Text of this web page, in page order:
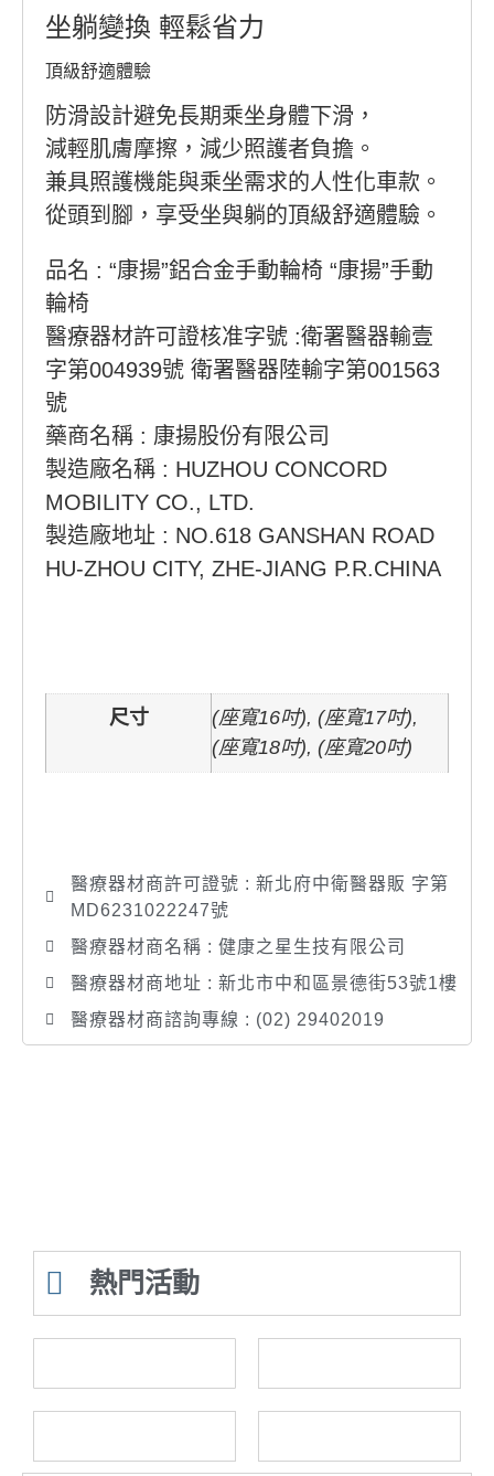
坐躺變換 輕鬆省力
頂級舒適體驗
防滑設計避免長期乘坐身體下滑，
減輕肌膚摩擦，減少照護者負擔。
兼具照護機能與乘坐需求的人性化車款。
從頭到腳，享受坐與躺的頂級舒適體驗。
品名 : “康揚”鋁合金手動輪椅 “康揚”手動
輪椅
醫療器材許可證核准字號 :衛署醫器輸壹
字第004939號 衛署醫器陸輸字第001563
號
藥商名稱 : 康揚股份有限公司
製造廠名稱 : HUZHOU CONCORD
MOBILITY CO., LTD.
製造廠地址 : NO.618 GANSHAN ROAD
HU-ZHOU CITY, ZHE-JIANG P.R.CHINA
尺寸
(座寬16吋), (座寬17吋),
(座寬18吋), (座寬20吋)
醫療器材商許可證號 : 新北府中衛醫器販 字第
MD6231022247號
醫療器材商名稱 : 健康之星生技有限公司
醫療器材商地址 : 新北市中和區景德街53號1樓
醫療器材商諮詢專線 : (02) 29402019
熱門活動